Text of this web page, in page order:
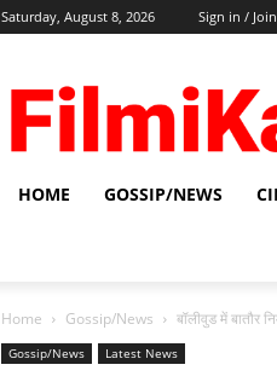
Saturday, August 8, 2026 Sign in / Join
HOME GOSSIP/NEWS
Home Gossip/News बॉलीवुड में बातौर
Gossip/News Latest News